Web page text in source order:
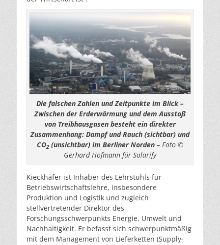
Die falschen Zahlen und Zeitpunkte im Blick–
Zwischen der Erderwärmung und dem Ausstoß
von Treibhausgasen besteht ein direkter
Zusammenhang: Dampf und Rauch (sichtbar) und
CO2(unsichtbar) im Berliner Norden– Foto ©
Gerhard Hofmann für Solarify
Kieckhäfer ist Inhaber des Lehrstuhls für
Betriebswirtschaftslehre, insbesondere
Produktion und Logistik und zugleich
stellvertretender Direktor des
Forschungsschwerpunkts Energie, Umwelt und
Nachhaltigkeit. Er befasst sich schwerpunktmäßig
mit dem Management von Lieferketten (Supply-